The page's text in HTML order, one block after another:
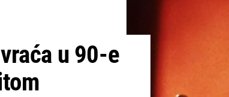
u 90-e